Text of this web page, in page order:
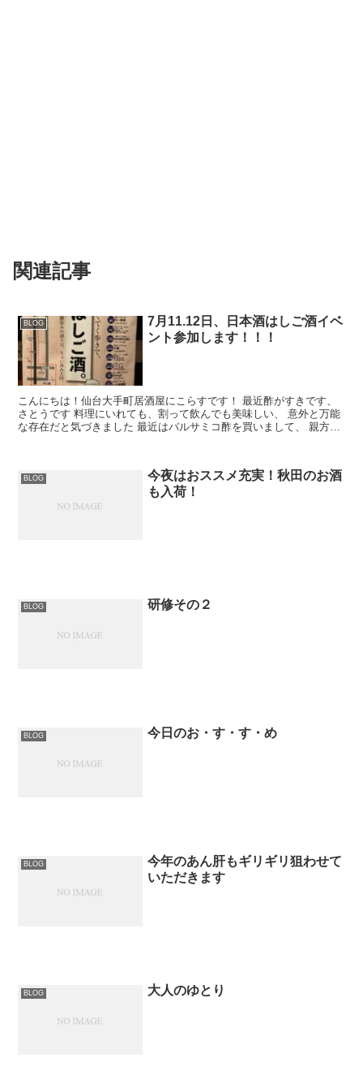
関連記事
BLOG
7月11.12日、日本酒はしご酒イベ
ント参加します！！！
こんにちは！仙台大手町居酒屋にこらすです！ 最近酢がすきです、
さとうです 料理にいれても、割って飲んでも美味しい、 意外と万能
な存在だと気づきました 最近はバルサミコ酢を買いまして、 親方に
BLOG
今夜はおススメ充実！秋田のお酒
も入荷！
BLOG 研修その２
BLOG 今日のお・す・す・め
BLOG
今年のあん肝もギリギリ狙わせて
いただきます
BLOG 大人のゆとり